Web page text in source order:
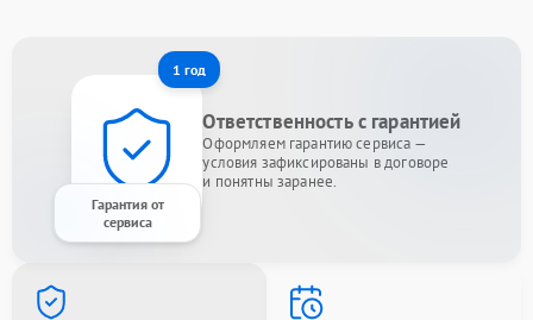
1 год
Гарантия от
сервиса
Ответственность с гарантией
Оформляем гарантию сервиса —
условия зафиксированы в договоре
и понятны заранее.